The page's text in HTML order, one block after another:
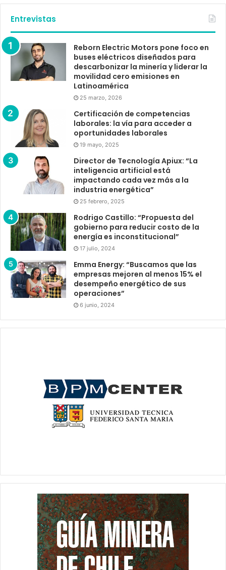
Entrevistas
Reborn Electric Motors pone foco en
buses eléctricos diseñados para
descarbonizar la minería y liderar la
movilidad cero emisiones en
Latinoamérica
25 marzo, 2026
Certificación de competencias
laborales: la vía para acceder a
oportunidades laborales
19 mayo, 2025
Director de Tecnología Apiux: “La
inteligencia artificial está
impactando cada vez más a la
industria energética”
25 febrero, 2025
Rodrigo Castillo: “Propuesta del
gobierno para reducir costo de la
energía es inconstitucional”
17 julio, 2024
Emma Energy: “Buscamos que las
empresas mejoren al menos 15% el
desempeño energético de sus
operaciones”
6 junio, 2024